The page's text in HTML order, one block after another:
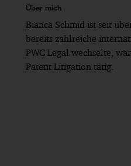
Über mich
Bianca Schmid ist seit
bereits zahlreiche
PWC Legal wechselte,
Patent Litigation tätig.